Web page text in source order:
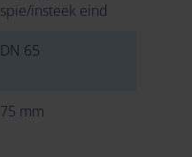
spie/insteek eind
DN 65
75 mm